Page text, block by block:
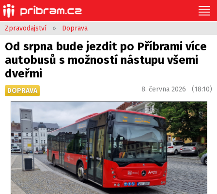
Zpravodajství » Doprava
Od srpna bude jezdit po Příbrami více
autobusů s možností nástupu všemi
dveřmi
DOPRAVA 8. června 2026 (18:10)